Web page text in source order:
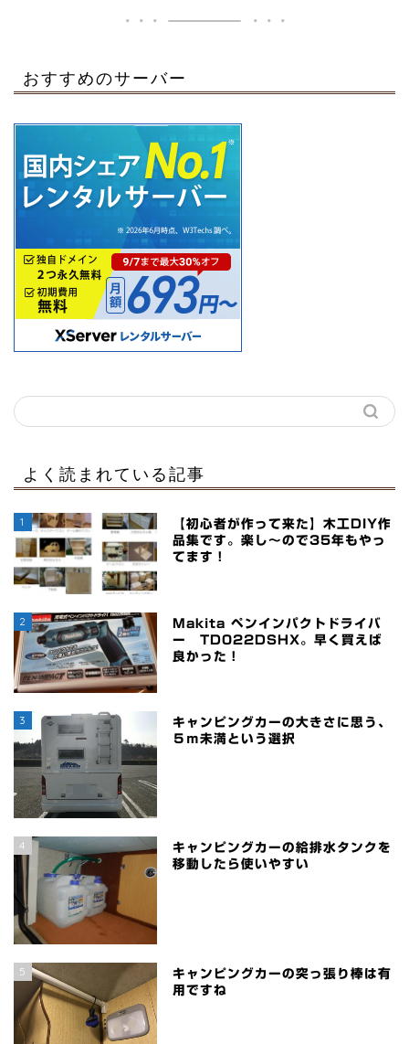
おすすめのサーバー
よく読まれている記事
1
【初心者が作って来た】木工DIY作
品集です。楽し～ので35年もやっ
てます！
2
Makita ペンインパクトドライバ
ー TD022DSHX。早く買えば
良かった！
3
キャンピングカーの大きさに思う、
５ｍ未満という選択
4
キャンピングカーの給排水タンクを
移動したら使いやすい
5
キャンピングカーの突っ張り棒は有
用ですね